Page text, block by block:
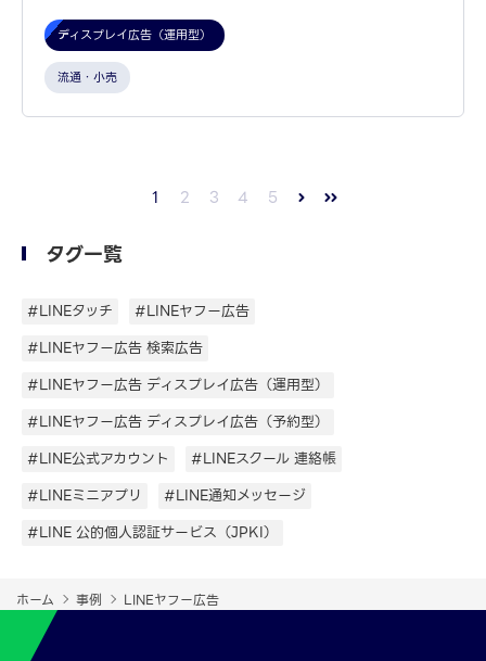
ディスプレイ広告（運用型）
流通・小売
1 2 3 4 5
タグ一覧
#LINEタッチ
#LINEヤフー広告
#LINEヤフー広告 検索広告
#LINEヤフー広告 ディスプレイ広告（運用型）
#LINEヤフー広告 ディスプレイ広告（予約型）
#LINE公式アカウント
#LINEスクール 連絡帳
#LINEミニアプリ
#LINE通知メッセージ
#LINE 公的個人認証サービス（JPKI）
ホーム 事例 LINEヤフー広告